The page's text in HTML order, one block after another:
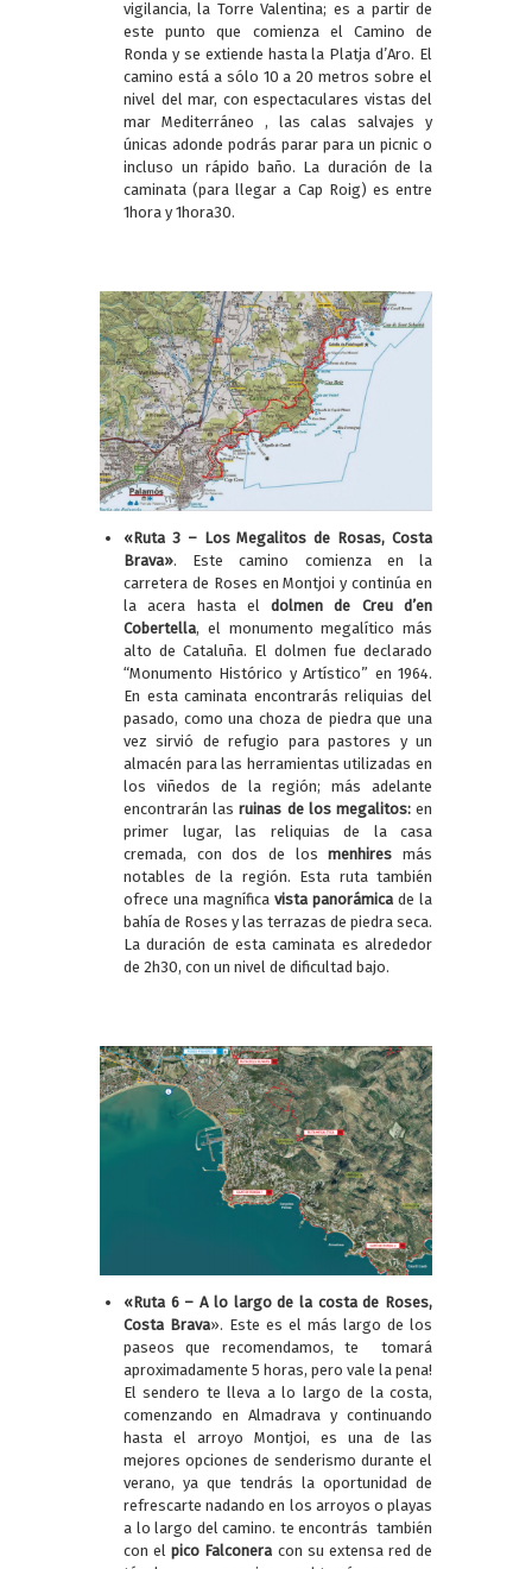
vigilancia, la Torre Valentina; es a partir de
este punto que comienza el Camino de
Ronda y se extiende hasta la Platja d’Aro. El
camino está a sólo 10 a 20 metros sobre el
nivel del mar, con espectaculares vistas del
mar Mediterráneo , las calas salvajes y
únicas adonde podrás parar para un picnic o
incluso un rápido baño. La duración de la
caminata (para llegar a Cap Roig) es entre
1hora y 1hora30.
«Ruta 3 – Los Megalitos de Rosas, Costa
Brava». Este camino comienza en la
carretera de Roses en Montjoi y continúa en
la acera hasta el dolmen de Creu d’en
Cobertella, el monumento megalítico más
alto de Cataluña. El dolmen fue declarado
“Monumento Histórico y Artístico” en 1964.
En esta caminata encontrarás reliquias del
pasado, como una choza de piedra que una
vez sirvió de refugio para pastores y un
almacén para las herramientas utilizadas en
los viñedos de la región; más adelante
encontrarán lasruinas de los megalitos:en
primer lugar, las reliquias de la casa
cremada, con dos de losmenhires más
notables de la región. Esta ruta también
ofrece una magnífica vista panorámica de la
bahía de Roses y las terrazas de piedra seca.
La duración de esta caminata es alrededor
de 2h30, con un nivel de dificultad bajo.
«Ruta 6 – A lo largo de la costa de Roses,
Costa Brava». Este es el más largo de los
paseos que recomendamos, te tomará
aproximadamente 5 horas, pero vale la pena!
El sendero te lleva a lo largo de la costa,
comenzando en Almadrava y continuando
hasta el arroyo Montjoi, es una de las
mejores opciones de senderismo durante el
verano, ya que tendrás la oportunidad de
refrescarte nadando en los arroyos o playas
a lo largo del camino. te encontrás también
con elpico Falconera con su extensa red de